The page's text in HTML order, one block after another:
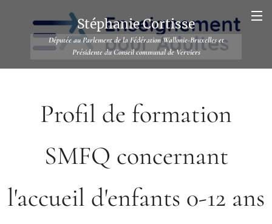
Stéphanie Cortisse
Députée au Parlement de la Fédération Wallonie-Bruxelles et
Présidente du Conseil communal de Verviers
Profil de formation
SMFQ concernant
l'accueil d'enfants 0-12 ans